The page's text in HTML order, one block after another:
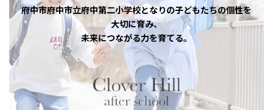
府中市府中市立府中第二小学校となりの子どもたちの個性を
大切に育み、
未来につながる力を育てる。